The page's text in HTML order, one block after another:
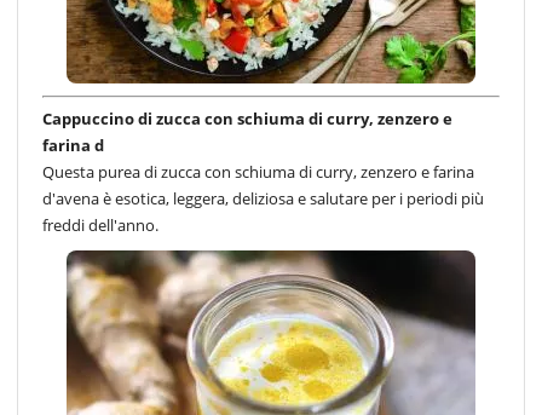
Cappuccino di zucca con schiuma di curry, zenzero e
farina d
Questa purea di zucca con schiuma di curry, zenzero e farina
d'avena è esotica, leggera, deliziosa e salutare per i periodi più
freddi dell'anno.